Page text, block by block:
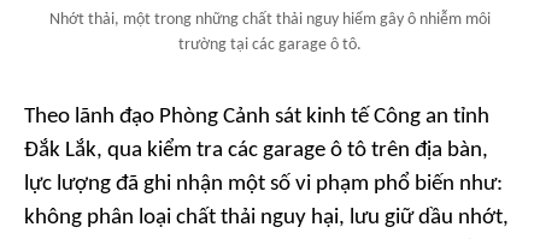
Nhớt thải, một trong những chất thải nguy hiểm gây ô nhiễm môi
trường tại các garage ô tô.
Theo lãnh đạo Phòng Cảnh sát kinh tế Công an tỉnh
Đắk Lắk, qua kiểm tra các garage ô tô trên địa bàn,
lực lượng đã ghi nhận một số vi phạm phổ biến như:
không phân loại chất thải nguy hại, lưu giữ dầu nhớt,